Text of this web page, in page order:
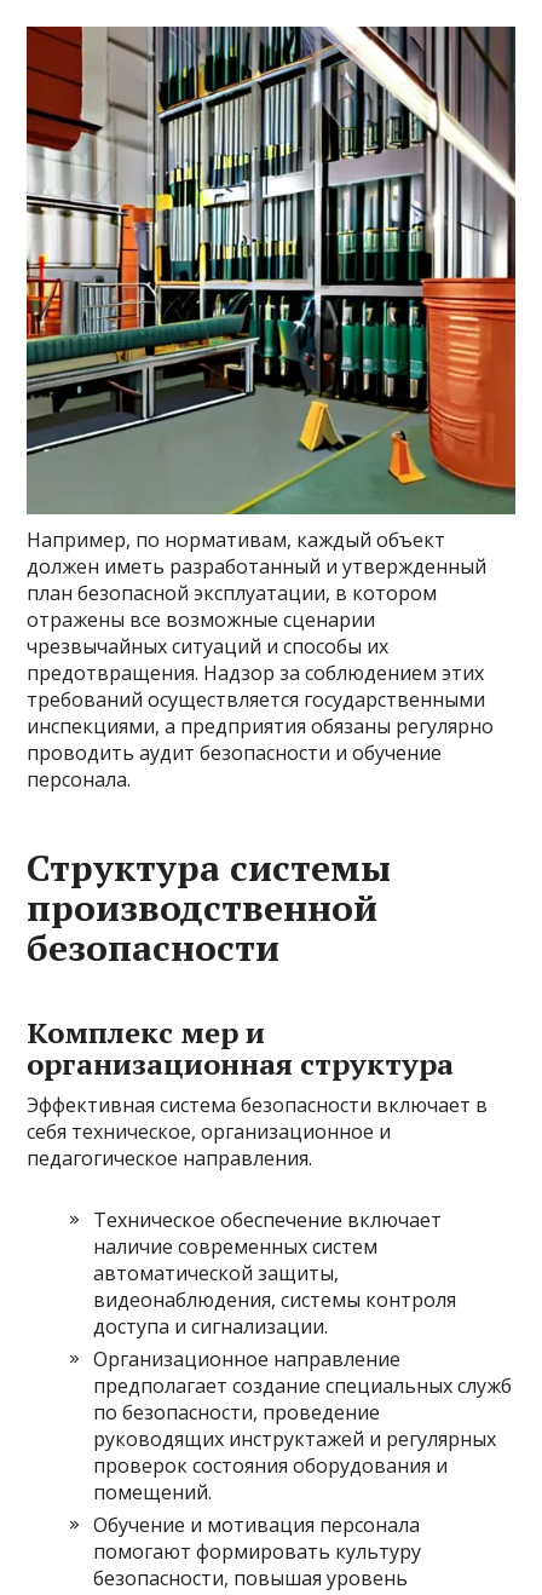
Например, по нормативам, каждый объект
должен иметь разработанный и утвержденный
план безопасной эксплуатации, в котором
отражены все возможные сценарии
чрезвычайных ситуаций и способы их
предотвращения. Надзор за соблюдением этих
требований осуществляется государственными
инспекциями, а предприятия обязаны регулярно
проводить аудит безопасности и обучение
персонала.
Структура системы
производственной
безопасности
Комплекс мер и
организационная структура
Эффективная система безопасности включает в
себя техническое, организационное и
педагогическое направления.
Техническое обеспечение включает
наличие современных систем
автоматической защиты,
видеонаблюдения, системы контроля
доступа и сигнализации.
Организационное направление
предполагает создание специальных служб
по безопасности, проведение
руководящих инструктажей и регулярных
проверок состояния оборудования и
помещений.
Обучение и мотивация персонала
помогают формировать культуру
безопасности, повышая уровень